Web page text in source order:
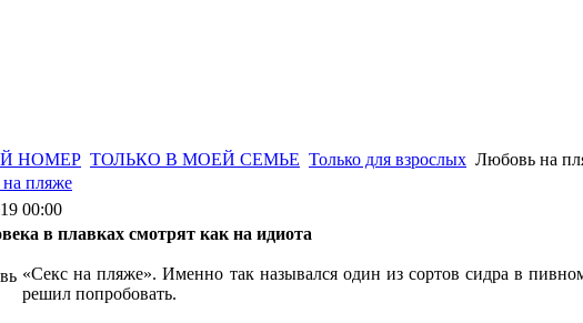
НОМЕР ТОЛЬКО В МОЕЙ СЕМЬЕ Только для взрослых Любовь на
пляже
00:00
в плавках смотрят как на идиота
«Секс на пляже». Именно так назывался один из сортов сидра в
решил попробовать.